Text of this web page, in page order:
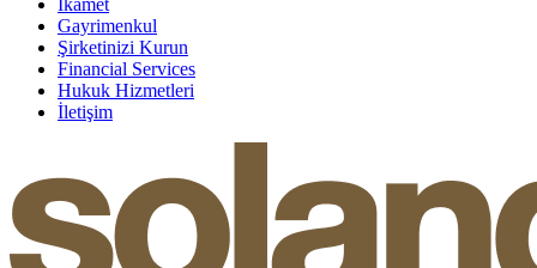
İkamet
Gayrimenkul
Şirketinizi Kurun
Financial Services
Hukuk Hizmetleri
İletişim